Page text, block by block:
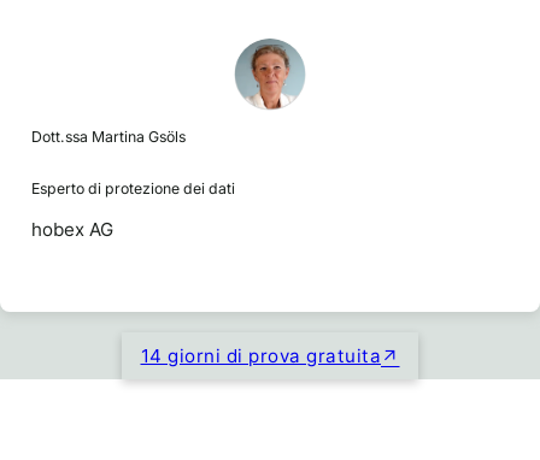
Dott.ssa Martina Gsöls
Esperto di protezione dei dati
hobex AG
14 giorni di prova gratuita